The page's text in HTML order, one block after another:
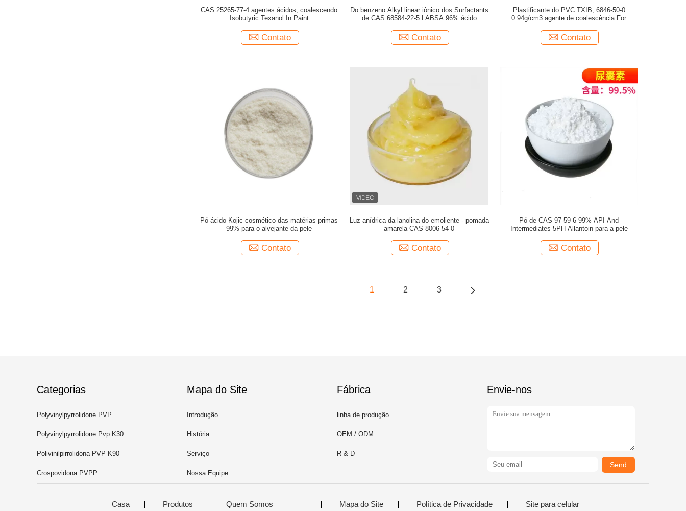
CAS 25265-77-4 agentes ácidos, coalescendo
Isobutyric Texanol In Paint
Contato
Do benzeno Alkyl linear iônico dos Surfactants
de CAS 68584-22-5 LABSA 96% ácido
Contato
Plastificante do PVC TXIB, 6846-50-0
0.94g/cm3 agente de coalescência For
Contato
Pó ácido Kojic cosmético das matérias primas
99% para o alvejante da pele
Contato
Luz anídrica da lanolina do emoliente - pomada
amarela CAS 8006-54-0
Contato
Pó de CAS 97-59-6 99% API And
Intermediates 5PH Allantoin para a pele
Contato
1 2 3
Categorias
Polyvinylpyrrolidone PVP
Polyvinylpyrrolidone Pvp K30
Polivinilpirrolidona PVP K90
Crospovidona PVPP
Mapa do Site
Introdução
História
Serviço
Nossa Equipe
Fábrica
linha de produção
OEM / ODM
R & D
Envie-nos
Send
Casa Produtos Quem Somos Mapa do Site Política de Privacidade Site para celular